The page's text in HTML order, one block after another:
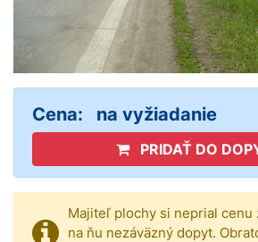
Cena: na vyžiadanie
PRIDAŤ DO
Majiteľ plochy si neprial cenu
na ňu nezáväzný dopyt.